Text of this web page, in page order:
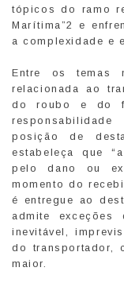
tópicos do ramo
Marítima”2 e
a complexidade e
Entre os temas
relacionada ao
do roubo e do
posição de
estabeleça que
pelo dano ou
momento do
é entregue ao
admite
inevitável,
do transportador,
maior.